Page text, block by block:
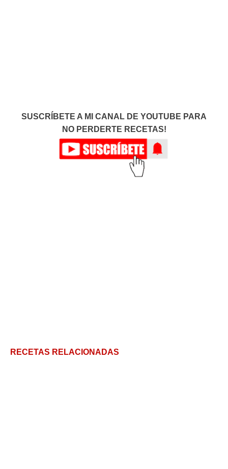
SUSCRÍBETE A MI CANAL DE YOUTUBE PARA
NO PERDERTE RECETAS!
RECETAS RELACIONADAS